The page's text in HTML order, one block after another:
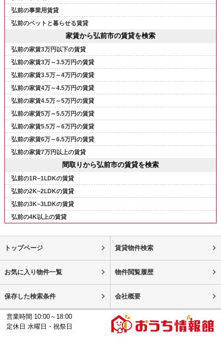
弘前の事業用賃貸
弘前のペットと暮らせる賃貸
家賃から弘前市の賃貸を検索
弘前の家賃3万円以下の賃貸
弘前の家賃3万～3.5万円の賃貸
弘前の家賃3.5万～4万円の賃貸
弘前の家賃4万～4.5万円の賃貸
弘前の家賃4.5万～5万円の賃貸
弘前の家賃5万～5.5万円の賃貸
弘前の家賃5.5万～6万円の賃貸
弘前の家賃6万～6.5万円の賃貸
弘前の家賃7万円以上の賃貸
間取りから弘前市の賃貸を検索
弘前の1R~1LDKの賃貸
弘前の2K~2LDKの賃貸
弘前の3K~3LDKの賃貸
弘前の4K以上の賃貸
トップページ 賃貸物件検索
お気に入り物件一覧 物件閲覧履歴
保存した検索条件 会社概要
営業時間 10:00～18:00
定休日 水曜日・祝祭日